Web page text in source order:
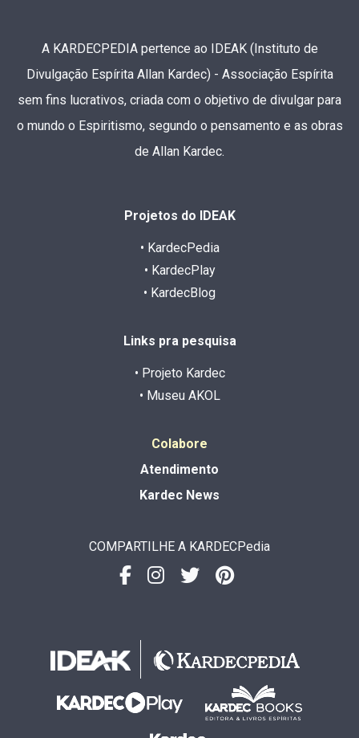
A KARDECPEDIA pertence ao IDEAK (Instituto de
Divulgação Espírita Allan Kardec) - Associação Espírita
sem fins lucrativos, criada com o objetivo de divulgar para
o mundo o Espiritismo, segundo o pensamento e as obras
de Allan Kardec.
Projetos do IDEAK
• KardecPedia
• KardecPlay
• KardecBlog
Links pra pesquisa
• Projeto Kardec
• Museu AKOL
Colabore
Atendimento
Kardec News
COMPARTILHE A KARDECPedia